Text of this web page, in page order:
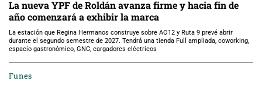
La nueva YPF de Roldán avanza firme y hacia fin de
año comenzará a exhibir la marca
La estación que Regina Hermanos construye sobre AO12 y Ruta 9 prevé abrir
durante el segundo semestre de 2027. Tendrá una tienda Full ampliada, coworking,
espacio gastronómico, GNC, cargadores eléctricos
Funes